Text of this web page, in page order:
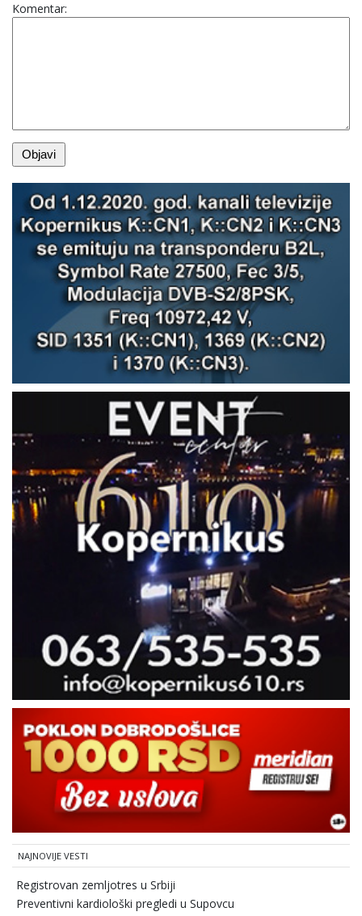
Komentar:
NAJNOVIJE VESTI
Registrovan zemljotres u Srbiji
Preventivni kardiološki pregledi u Supovcu